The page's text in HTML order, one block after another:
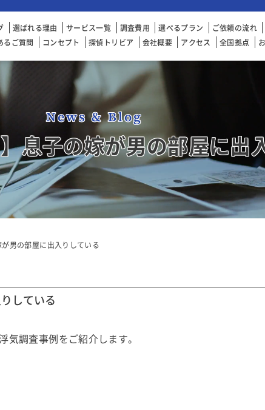
選ばれる理由 サービス一覧 調査費用 選べるプラン ご依頼の流れ
るご質問
コンセプト 探偵トリビア 会社概要 アクセス 全国拠点
News & Blog
息子の嫁が男の部屋に出
が男の部屋に出入りしている
している
調査事例をご紹介します。